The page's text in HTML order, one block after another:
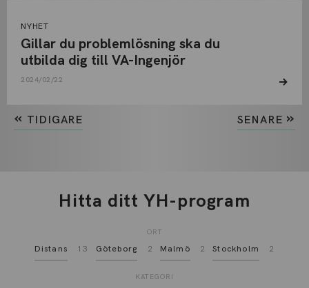
NYHET
Gillar du problemlösning ska du
utbilda dig till VA-Ingenjör
2024/02/22
« TIDIGARE SENARE »
Hitta ditt YH-program
ORT
Distans 13 Göteborg 2 Malmö 2 Stockholm 2
KATEGORI